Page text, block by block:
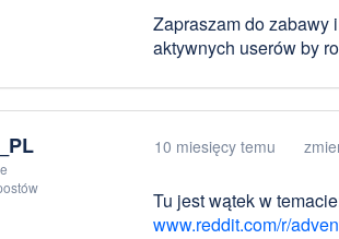
Zapraszam do zabawy
aktywnych userów by
10 miesięcy temu
Tu jest wątek w
www.reddit.com/r/